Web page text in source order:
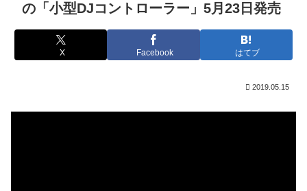
の「小型DJコントローラー」5月23日発売
X Facebook はてブ
2019.05.15